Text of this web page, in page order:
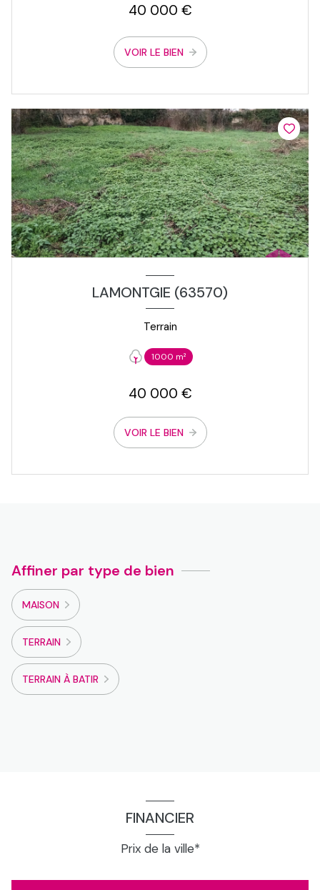
40 000 €
VOIR LE BIEN
LAMONTGIE (63570)
Terrain
1000 m²
40 000 €
VOIR LE BIEN
Affiner par type de bien
MAISON
TERRAIN
TERRAIN À BATIR
FINANCIER
Prix de la ville*